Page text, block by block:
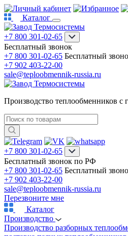
Каталог
+7 800 301-02-65
Бесплатный звонок
+7 800 301-02-65 Бесплатный
+7 902 403-22-00
sale@teploobmennik-russia.ru
Производство теплообменников с
+7 800 301-02-65
Бесплатный звонок по РФ
+7 800 301-02-65 Бесплатный
+7 902 403-22-00
sale@teploobmennik-russia.ru
Перезвоните мне
Каталог
Производство
Производство разборных